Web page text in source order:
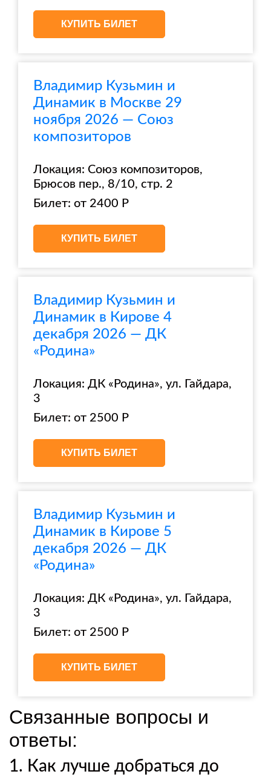
КУПИТЬ БИЛЕТ
Владимир Кузьмин и
Динамик в Москве 29
ноября 2026 — Союз
композиторов
Локация: Союз композиторов,
Брюсов пер., 8/10, стр. 2
Билет: от 2400 Р
КУПИТЬ БИЛЕТ
Владимир Кузьмин и
Динамик в Кирове 4
декабря 2026 — ДК
«Родина»
Локация: ДК «Родина», ул. Гайдара,
3
Билет: от 2500 Р
КУПИТЬ БИЛЕТ
Владимир Кузьмин и
Динамик в Кирове 5
декабря 2026 — ДК
«Родина»
Локация: ДК «Родина», ул. Гайдара,
3
Билет: от 2500 Р
КУПИТЬ БИЛЕТ
Связанные вопросы и
ответы:
1. Как лучше добраться до